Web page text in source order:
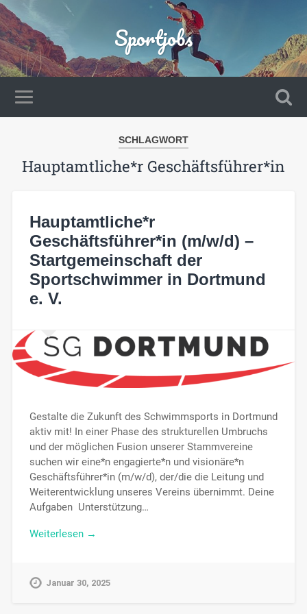
Sportjobs
SCHLAGWORT
Hauptamtliche*r Geschäftsführer*in
Hauptamtliche*r
Geschäftsführer*in (m/w/d) –
Startgemeinschaft der
Sportschwimmer in Dortmund
e. V.
Gestalte die Zukunft des Schwimmsports in Dortmund
aktiv mit! In einer Phase des strukturellen Umbruchs
und der möglichen Fusion unserer Stammvereine
suchen wir eine*n engagierte*n und visionäre*n
Geschäftsführer*in (m/w/d), der/die die Leitung und
Weiterentwicklung unseres Vereins übernimmt. Deine
Aufgaben Unterstützung…
Weiterlesen →
Januar 30, 2025